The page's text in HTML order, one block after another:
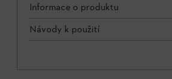
Informace o produktu
Návody k použití